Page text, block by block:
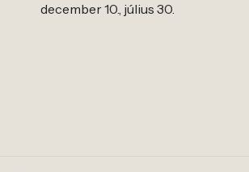
december 10., július 30.